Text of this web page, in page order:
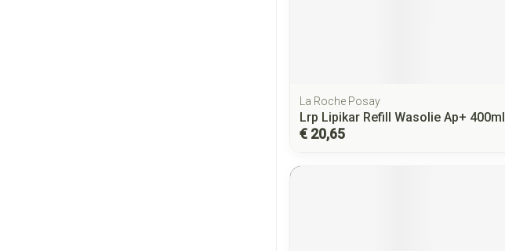
La Roche Posay
Lrp Lipikar Refill Wasolie Ap+ 400ml
€ 20,65